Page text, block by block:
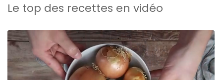
Le top des recettes en vidéo